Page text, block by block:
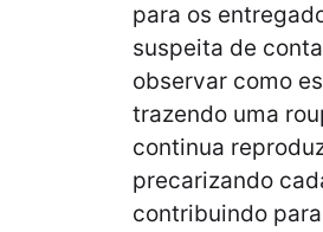
para os
suspeita de
observar como
trazendo uma
continua
precarizando
contribuindo